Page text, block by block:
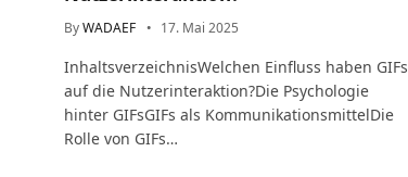
ByWADAEF 17. Mai 2025
InhaltsverzeichnisWelchen Einfluss haben GIFs
auf die Nutzerinteraktion?Die Psychologie
hinter GIFsGIFs als KommunikationsmittelDie
Rolle von GIFs…